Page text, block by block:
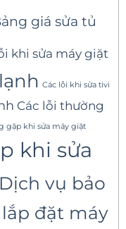
giá sửa tủ
khi sửa máy giặt
Các lỗi khi sửa tivi
Các lỗi thường
gặp khi sửa máy giặt
khi sửa
Dịch vụ bảo
đặt máy